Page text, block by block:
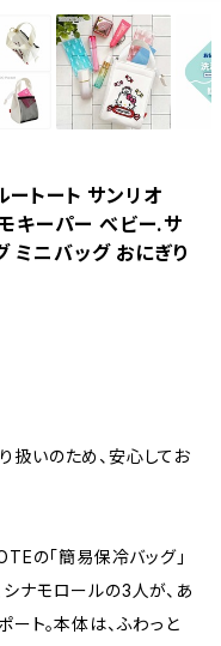
トート サンリオ
ーパー べビー.サ
ミニバッグ おにぎり
扱いのため、安心してお
の「簡易保冷バッグ」
シナモロールの3人が、あ
ート。本体は、ふわっと